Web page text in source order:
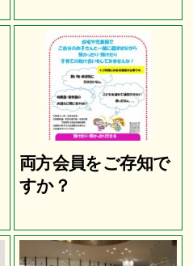
両方会員をご存知で
すか？